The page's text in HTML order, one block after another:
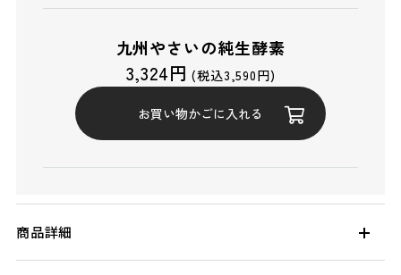
九州やさいの純生酵素
3,324円 (税込3,590円)
お買い物かごに入れる
商品詳細